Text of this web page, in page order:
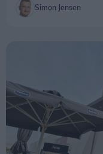
Simon Jensen